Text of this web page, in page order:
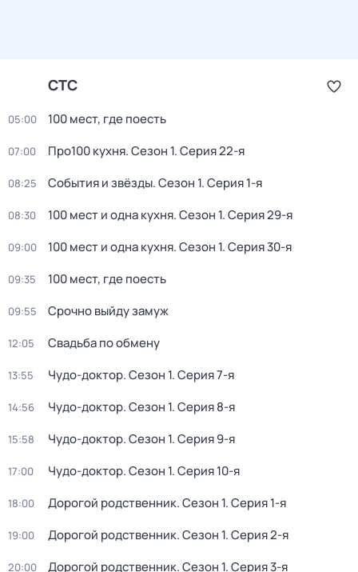
СТС
05:00 100 мест, где поесть
07:00 Про100 кухня. Сезон 1. Серия 22-я
08:25 События и звёзды. Сезон 1. Серия 1-я
08:30 100 мест и одна кухня. Сезон 1. Серия 29-я
09:00 100 мест и одна кухня. Сезон 1. Серия 30-я
09:35 100 мест, где поесть
09:55 Срочно выйду замуж
12:05 Свадьба по обмену
13:55 Чудо-доктор. Сезон 1. Серия 7-я
14:56 Чудо-доктор. Сезон 1. Серия 8-я
15:58 Чудо-доктор. Сезон 1. Серия 9-я
17:00 Чудо-доктор. Сезон 1. Серия 10-я
18:00 Дорогой родственник. Сезон 1. Серия 1-я
19:00 Дорогой родственник. Сезон 1. Серия 2-я
20:00 Дорогой родственник. Сезон 1. Серия 3-я